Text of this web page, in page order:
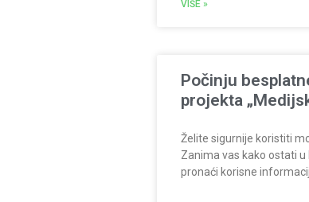
VIŠE »
Počinju
projekta
Želite sigurnije koristiti
Zanima vas kako ostati
pronaći korisne